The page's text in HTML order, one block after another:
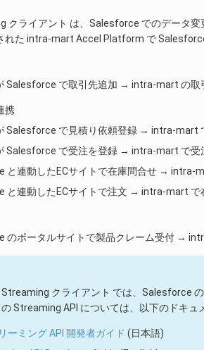
クライアント は、Salesforce でのデータ
れた intra-mart Accel Platform で
Salesforce で取引先追加 → intra-mart の取
携
Salesforce で見積り依頼登録 → intra-mart
Salesforce で受注を登録 → intra-mart で受
と連動したECサイトで在庫問合せ → intra-
と連動したECサイトで注文 → intra-mart で
のポータルサイトで製品クレーム受付 →
クライアント では、Salesforce
Streaming API については、以下のドキュ
ーミング API 開発者ガイド (日本語)